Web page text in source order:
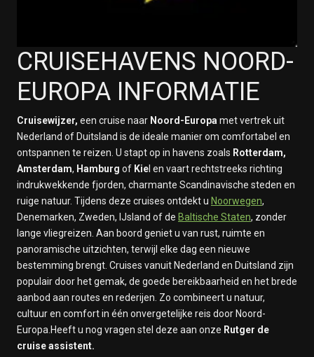
CRUISEHAVENS NOORD-
EUROPA INFORMATIE
Cruisewijzer, een cruise naar Noord-Europa met vertrek uit
Nederland of Duitsland is de ideale manier om comfortabel en
ontspannen te reizen. U stapt op in havens zoals Rotterdam,
Amsterdam, Hamburg of Kie l en vaart rechtstreeks richting
indrukwekkende fjorden, charmante Scandinavische steden en
ruige natuur. Tijdens deze cruises ontdekt u Noorwegen,
Denemarken, Zweden, IJsland of de Baltische Staten, zonder
lange vliegreizen. Aan boord geniet u van rust, ruimte en
panoramische uitzichten, terwijl elke dag een nieuwe
bestemming brengt. Cruises vanuit Nederland en Duitsland zijn
populair door het gemak, de goede bereikbaarheid en het brede
aanbod aan routes en rederijen. Zo combineert u natuur,
cultuur en comfort in één onvergetelijke reis door Noord-
Europa.Heeft u nog vragen stel deze aan onze Rutger de
cruise assistent.